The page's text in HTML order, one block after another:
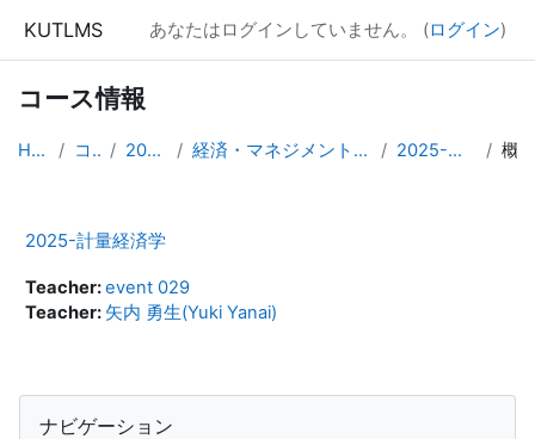
KUTLMS あなたはログインしていません。 (ログイン)
コース情報
Home コース 2025年度 経済・マネジメント学群専門発展科目 2025-計量経済学
2025-計量経済学
Teacher:event 029
Teacher: 矢内 勇生(Yuki Yanai)
ブロック
ナビゲーション